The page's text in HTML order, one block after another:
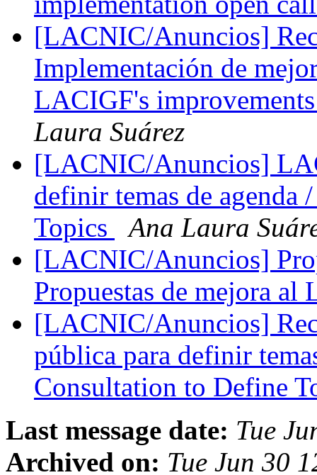
[LACNIC/Anuncios]
Implementación de
LACIGF's
Laura Suárez
[LACNIC/Anuncios]
definir temas de
Topics
Ana Laura
[LACNIC/Anuncios]
Propuestas de mejora
[LACNIC/Anuncios]
pública para definir
Consultation to Define
Last message date: Tue
Archived on: Tue Jun 30